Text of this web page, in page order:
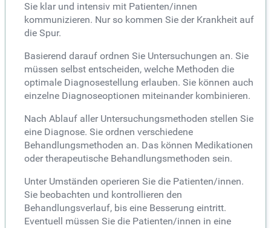
Sie klar und intensiv mit Patienten/innen
kommunizieren. Nur so kommen Sie der Krankheit auf
die Spur.
Basierend darauf ordnen Sie Untersuchungen an. Sie
müssen selbst entscheiden, welche Methoden die
optimale Diagnosestellung erlauben. Sie können auch
einzelne Diagnoseoptionen miteinander kombinieren.
Nach Ablauf aller Untersuchungsmethoden stellen Sie
eine Diagnose. Sie ordnen verschiedene
Behandlungsmethoden an. Das können Medikationen
oder therapeutische Behandlungsmethoden sein.
Unter Umständen operieren Sie die Patienten/innen.
Sie beobachten und kontrollieren den
Behandlungsverlauf, bis eine Besserung eintritt.
Eventuell müssen Sie die Patienten/innen in eine